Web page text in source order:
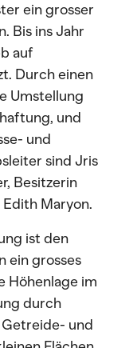
ein grosser
Bis ins Jahr
auf
Durch einen
Umstellung
und
und
sind Jris
Besitzerin
Maryon.
ist den
ein grosses
Höhenlage im
durch
Getreide- und